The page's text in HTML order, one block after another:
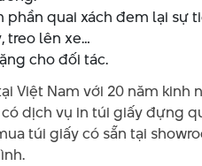
quai xách đem lại sự
treo lên xe…
cho đối tác.
Việt Nam với 20 năm kinh
dịch vụ in túi giấy đựng
túi giấy có sẵn tại